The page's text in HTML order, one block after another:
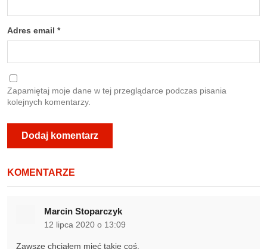
Adres email *
Zapamiętaj moje dane w tej przeglądarce podczas pisania
kolejnych komentarzy.
KOMENTARZE
Marcin Stoparczyk
12 lipca 2020 o 13:09
Zawsze chciałem mieć takie coś.